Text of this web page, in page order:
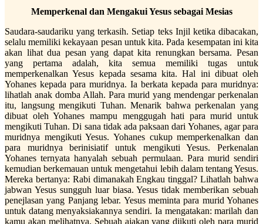
Memperkenal dan Mengakui Yesus sebagai Mesias
Saudara-saudariku yang terkasih. Setiap teks Injil ketika dibacakan,
selalu memiliki kekayaan pesan untuk kita. Pada kesempatan ini kita
akan lihat dua pesan yang dapat kita renungkan bersama. Pesan
yang pertama adalah, kita semua memiliki tugas untuk
memperkenalkan Yesus kepada sesama kita. Hal ini dibuat oleh
Yohanes kepada para muridnya. Ia berkata kepada para muridnya:
lihatlah anak domba Allah. Para murid yang mendengar perkenalan
itu, langsung mengikuti Tuhan. Menarik bahwa perkenalan yang
dibuat oleh Yohanes mampu menggugah hati para murid untuk
mengikuti Tuhan. Di sana tidak ada paksaan dari Yohanes, agar para
muridnya mengikuti Yesus. Yohanes cukup memperkenalkan dan
para muridnya berinisiatif untuk mengikuti Yesus. Perkenalan
Yohanes ternyata hanyalah sebuah permulaan. Para murid sendiri
kemudian berkemauan untuk mengetahui lebih dalam tentang Yesus.
Mereka bertanya: Rabi dimanakah Engkau tinggal? Lihatlah bahwa
jabwan Yesus sungguh luar biasa. Yesus tidak memberikan sebuah
penejlasan yang Panjang lebar. Yesus meminta para murid Yohanes
untuk datang menyaksiakannya sendiri. Ia mengatakan: marilah dan
kamu akan melihatnya. Sebuah ajakan yang diikuti oleh para murid